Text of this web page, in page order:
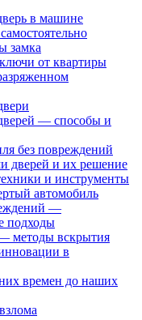
в машине
замка
от квартиры
— способы и
без повреждений
дверей и их решение
и инструменты
автомобиль
—
подходы
методы вскрытия
в
времен до наших